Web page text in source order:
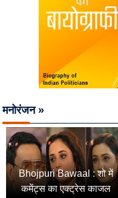
मनोरंजन »
Bhojpuri Bawaal : शो में
कमेंट्स का एक्ट्रेस काजल